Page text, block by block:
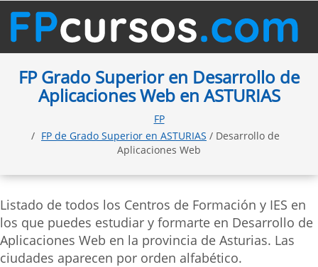
FP Grado Superior en Desarrollo de
Aplicaciones Web en ASTURIAS
FP
FP de Grado Superior en ASTURIAS / Desarrollo de
Aplicaciones Web
Listado de todos los Centros de Formación y IES en
los que puedes estudiar y formarte en Desarrollo de
Aplicaciones Web en la provincia de Asturias. Las
ciudades aparecen por orden alfabético.